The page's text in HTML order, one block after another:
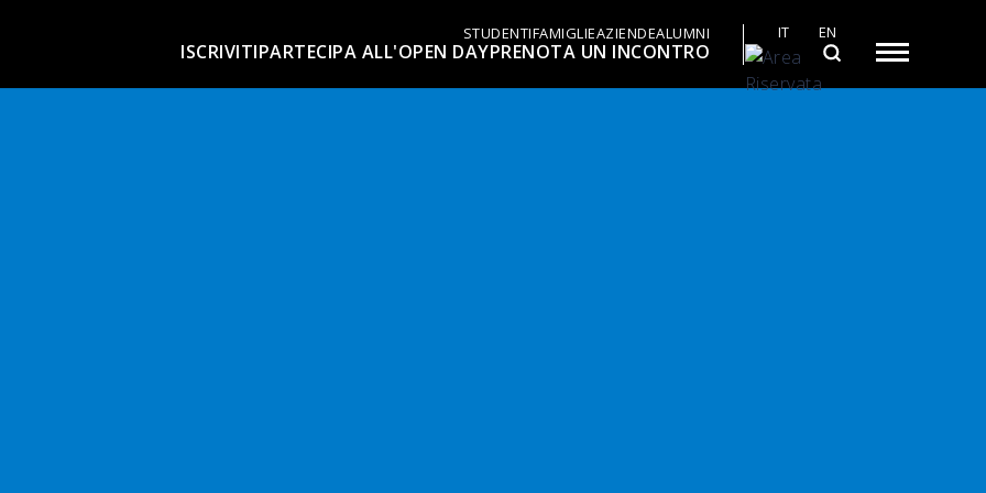
STUDENTIFAMIGLIEAZIENDEALUMNI
ISCRIVITIPARTECIPA ALL'OPEN DAYPRENOTA UN INCONTRO
IT
EN